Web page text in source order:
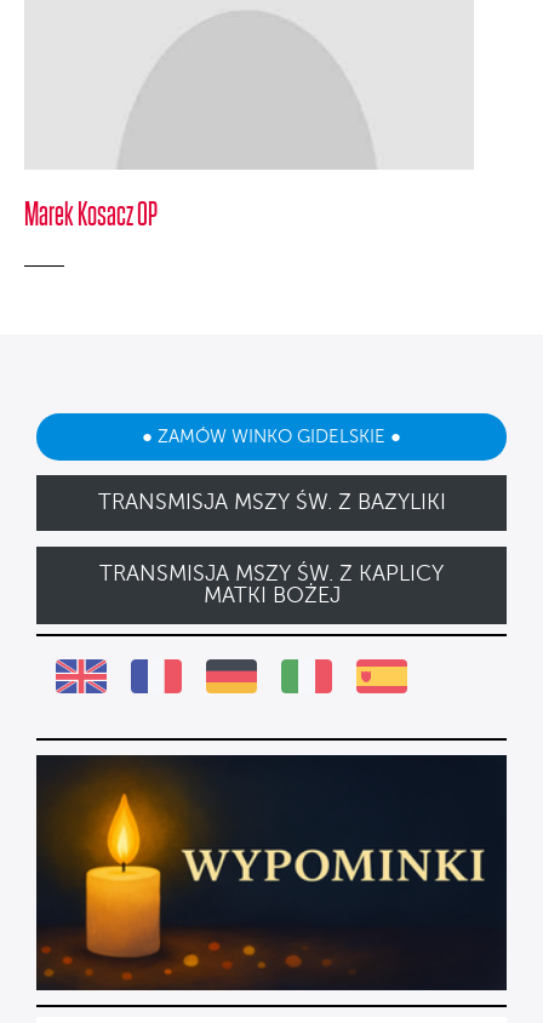
Marek Kosacz OP
● ZAMÓW WINKO GIDELSKIE ●
TRANSMISJA MSZY ŚW. Z BAZYLIKI
TRANSMISJA MSZY ŚW. Z KAPLICY
MATKI BOŻEJ